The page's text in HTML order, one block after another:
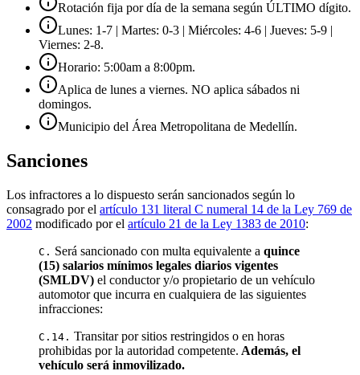
Rotación fija por día de la semana según ÚLTIMO dígito.
Lunes: 1-7 | Martes: 0-3 | Miércoles: 4-6 | Jueves: 5-9 |
Viernes: 2-8.
Horario: 5:00am a 8:00pm.
Aplica de lunes a viernes. NO aplica sábados ni
domingos.
Municipio del Área Metropolitana de Medellín.
Sanciones
Los infractores a lo dispuesto serán sancionados según lo
consagrado por el artículo 131 literal C numeral 14 de la Ley 769 de
2002 modificado por el artículo 21 de la Ley 1383 de 2010:
C. Será sancionado con multa equivalente a quince
(15) salarios mínimos legales diarios vigentes
(SMLDV) el conductor y/o propietario de un vehículo
automotor que incurra en cualquiera de las siguientes
infracciones:
C.14. Transitar por sitios restringidos o en horas
prohibidas por la autoridad competente. Además, el
vehículo será inmovilizado.